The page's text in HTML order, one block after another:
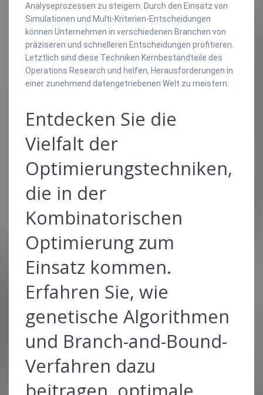
Analyseprozessen zu steigern. Durch den Einsatz von
Simulationen und Multi-Kriterien-Entscheidungen
können Unternehmen in verschiedenen Branchen von
präziseren und schnelleren Entscheidungen profitieren.
Letztlich sind diese Techniken Kernbestandteile des
Operations Research und helfen, Herausforderungen in
einer zunehmend datengetriebenen Welt zu meistern.
Entdecken Sie die
Vielfalt der
Optimierungstechniken,
die in der
Kombinatorischen
Optimierung zum
Einsatz kommen.
Erfahren Sie, wie
genetische Algorithmen
und Branch-and-Bound-
Verfahren dazu